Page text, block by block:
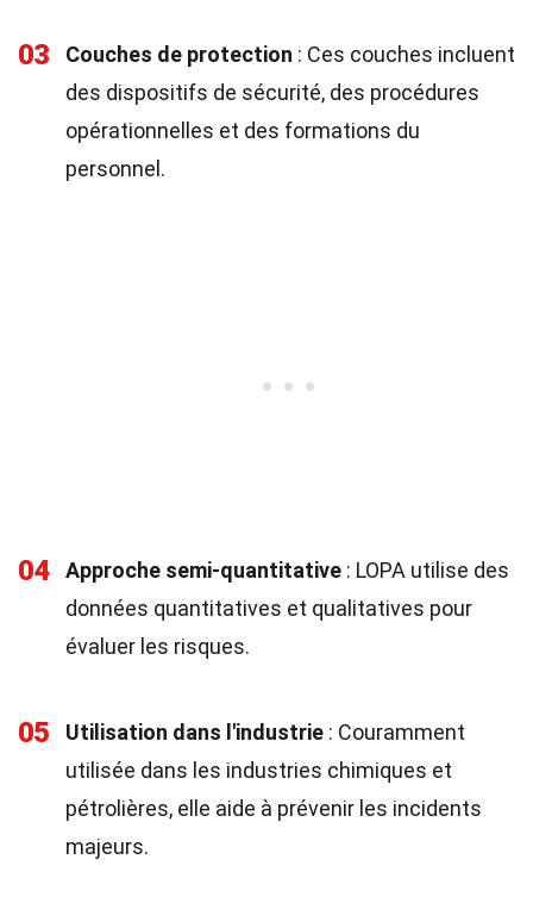
03 Couches de protection : Ces couches incluent
des dispositifs de sécurité, des procédures
opérationnelles et des formations du
personnel.
04 Approche semi-quantitative : LOPA utilise des
données quantitatives et qualitatives pour
évaluer les risques.
05 Utilisation dans l'industrie : Couramment
utilisée dans les industries chimiques et
pétrolières, elle aide à prévenir les incidents
majeurs.